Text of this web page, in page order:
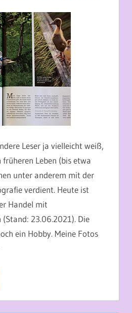
Leser ja vielleicht weiß,
Leben (bis etwa
unter anderem mit der
verdient. Heute ist
Handel mit
23.06.2021). Die
ein Hobby. Meine Fotos